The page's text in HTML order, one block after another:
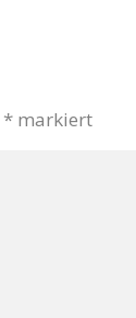
* markiert